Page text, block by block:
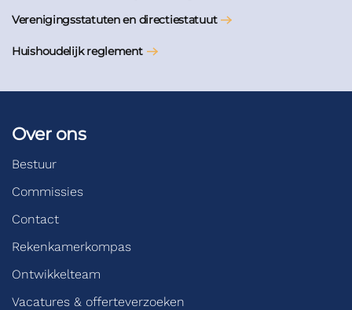
Verenigingsstatuten en directiestatuut
Huishoudelijk reglement
Over ons
Bestuur
Commissies
Contact
Rekenkamerkompas
Ontwikkelteam
Vacatures & offerteverzoeken